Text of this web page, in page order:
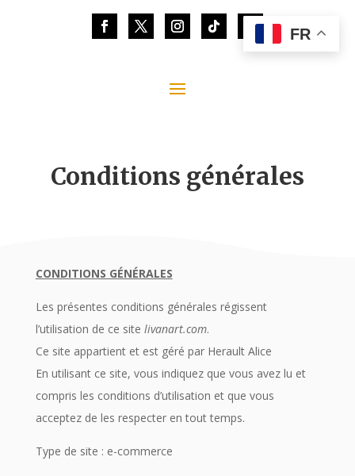
Conditions générales
CONDITIONS GÉNÉRALES
Les présentes conditions générales régissent
l’utilisation de ce site livanart.com.
Ce site appartient et est géré par Herault Alice
En utilisant ce site, vous indiquez que vous avez lu et
compris les conditions d’utilisation et que vous
acceptez de les respecter en tout temps.
Type de site : e-commerce
FR